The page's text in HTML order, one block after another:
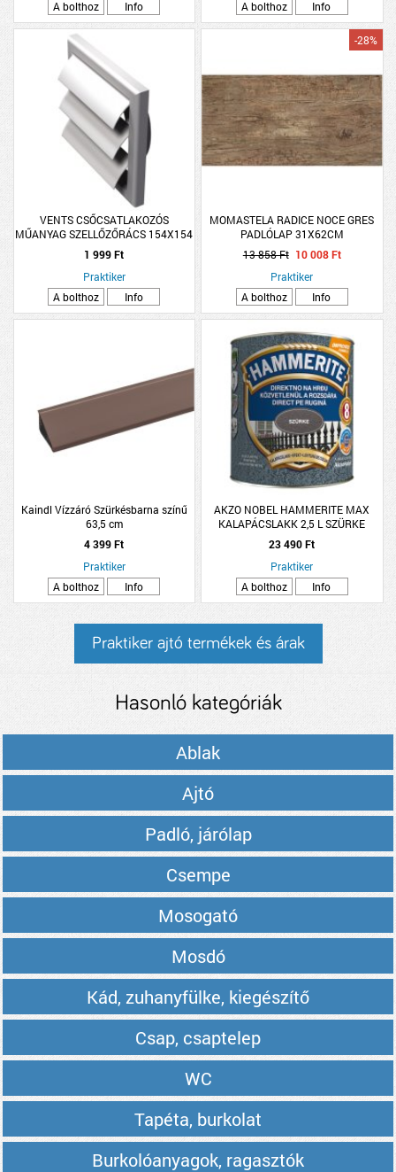
A bolthoz Info A bolthoz Info
VENTS CSŐCSATLAKOZÓS
MŰANYAG SZELLŐZŐRÁCS 154X154
1 999 Ft
Praktiker
A bolthoz
Info
MOMASTELA RADICE NOCE GRES
PADLÓLAP 31X62CM
1,54M2/CSOMAG, BARNA
FAMINTÁS, PEI5, R10, FAGYÁLLÓ
-28%
13 858 Ft 10 008 Ft
Praktiker
A bolthoz
Info
Kaindl Vízzáró Szürkésbarna színű
63,5 cm
4 399 Ft
Praktiker
A bolthoz
Info
AKZO NOBEL HAMMERITE MAX
KALAPÁCSLAKK 2,5 L SZÜRKE
HHAMAX250GR
23 490 Ft
Praktiker
A bolthoz
Info
Praktiker ajtó termékek és árak
Hasonló kategóriák
Ablak
Ajtó
Padló, járólap
Csempe
Mosogató
Mosdó
Kád, zuhanyfülke, kiegészítő
Csap, csaptelep
WC
Tapéta, burkolat
Burkolóanyagok, ragasztók